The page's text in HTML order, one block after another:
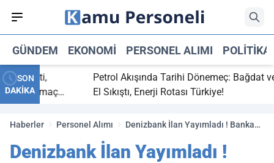
GÜNDEM EKONOMI PERSONEL ALIMI POLITIKA
SON
DAKİKA
bitti,
maç
Petrol Akışında Tarihi Dönemeç: Bağdat ve
El Sıkıştı, Enerji Rotası Türkiye!
Haberler Personel Alımı
Denizbank İlan Yayımladı ! Banka
Denizbank İlan Yayımladı !